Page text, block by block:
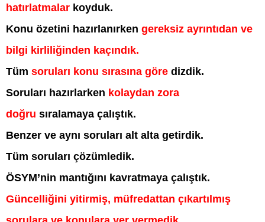
hatırlatmalar koyduk.
Konu özetini hazırlanırken gereksiz ayrıntıdan ve
bilgi kirliliğinden kaçındık.
Tüm soruları konu sırasına göre dizdik.
Soruları hazırlarken kolaydan zora
doğru sıralamaya çalıştık.
Benzer ve aynı soruları alt alta getirdik.
Tüm soruları çözümledik.
ÖSYM’nin mantığını kavratmaya çalıştık.
Güncelliğini yitirmiş, müfredattan çıkartılmış